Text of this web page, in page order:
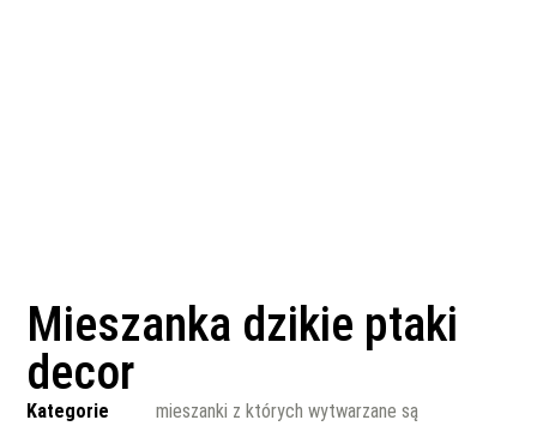
Mieszanka dzikie ptaki
decor
Kategorie
mieszanki z których wytwarzane są